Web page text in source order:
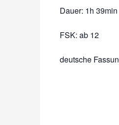
Dauer: 1h 39min
FSK: ab 12
deutsche